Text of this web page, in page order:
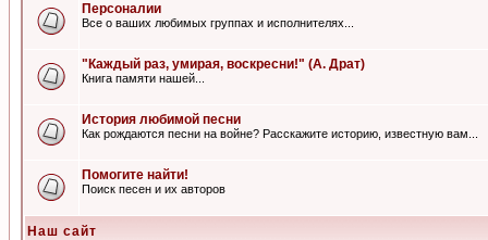
Персоналии
Все о ваших любимых группах и исполнителях...
"Каждый раз, умирая, воскресни!" (А. Драт)
Книга памяти нашей...
История любимой песни
Как рождаются песни на войне? Расскажите историю, известную вам...
Помогите найти!
Поиск песен и их авторов
Наш сайт